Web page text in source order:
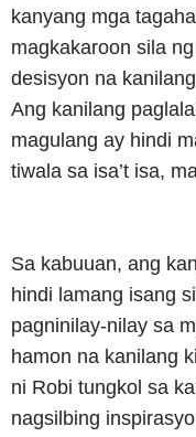
kanyang mga
magkakaroon sila
desisyon na
Ang kanilang
magulang ay hindi
tiwala sa isa’t isa,
Sa kabuuan, ang
hindi lamang isang
pagninilay-nilay sa
hamon na kanilang
ni Robi tungkol sa
nagsilbing